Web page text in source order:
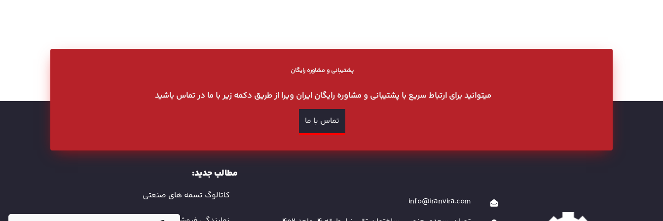
پشتیبانی و مشاوره رایگان
میتوانید برای ارتباط سریع با پشتیبانی و مشاوره رایگان ایران ویرا از طریق دکمه زیر با ما در تماس باشید
تماس با ما
info@iranvira.com
مطالب جدید:
کاتالوگ تسمه های صنعتی